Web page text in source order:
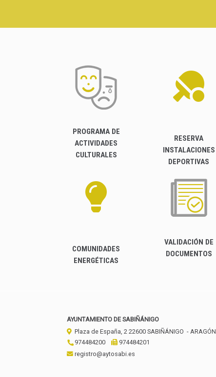
PROGRAMA DE
ACTIVIDADES
CULTURALES
RESERVA
INSTALACIONES
DEPORTIVAS
COMUNIDADES
ENERGÉTICAS
VALIDACIÓN DE
DOCUMENTOS
AYUNTAMIENTO DE SABIÑÁNIGO
Plaza de España, 2 22600 SABIÑÁNIGO - ARAGÓN
974484200
974484201
registro@aytosabi.es